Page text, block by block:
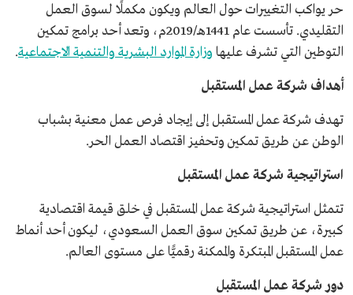
حر يواكب التغييرات حول العالم ويكون مكملًا لسوق العمل
التقليدي. تأسست عام 1441هـ/2019م، وتعد أحد برامج تمكين
التوطين التي تشرف عليها وزارة الموارد البشرية والتنمية الاجتماعية.
أهداف شركة عمل المستقبل
تهدف شركة عمل المستقبل إلى إيجاد فرص عمل معنية بشباب
الوطن عن طريق تمكين وتحفيز اقتصاد العمل الحر.
استراتيجية شركة عمل المستقبل
تتمثل استراتيجية شركة عمل المستقبل في خلق قيمة اقتصادية
كبيرة، عن طريق تمكين سوق العمل السعودي، ليكون أحد أنماط
عمل المستقبل المبتكرة والممكنة رقميًّا على مستوى العالم.
دور شركة عمل المستقبل